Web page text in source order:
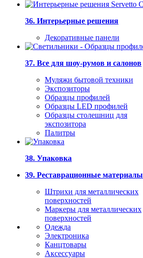
36. Интерьерные решения
Декоративные панели
37. Все для шоу-румов и салонов
Муляжи бытовой техники
Экспозиторы
Образцы профилей
Образцы LED профилей
Образцы столешниц для
экспозитора
Палитры
38. Упаковка
39. Реставрационные материалы
Штрихи для металлических
поверхностей
Маркеры для металлических
поверхностей
Одежда
Электроника
Канцтовары
Аксессуары